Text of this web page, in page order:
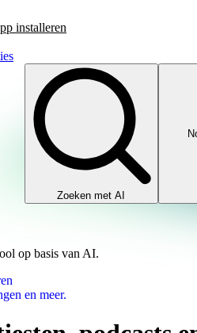
installeren
Zoeken met AI
op basis van AI.
en meer.